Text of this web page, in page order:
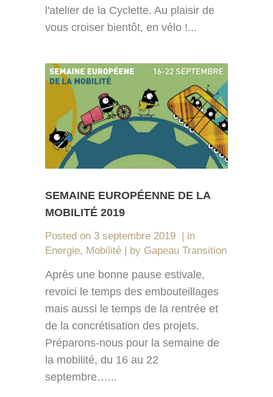
l'atelier de la Cyclette. Au plaisir de
vous croiser bientôt, en vélo !...
SEMAINE EUROPÉENNE DE LA
MOBILITÉ 2019
Posted on 3 septembre 2019
in
Energie, Mobilité by Gapeau Transition
Après une bonne pause estivale,
revoici le temps des embouteillages
mais aussi le temps de la rentrée et
de la concrétisation des projets.
Préparons-nous pour la semaine de
la mobilité, du 16 au 22
septembre…...